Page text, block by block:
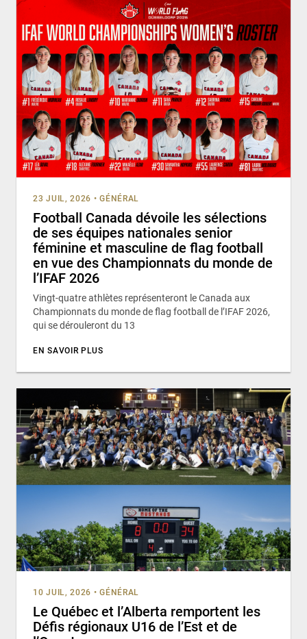
23 JUIL, 2026 • GÉNÉRAL
Football Canada dévoile les sélections
de ses équipes nationales senior
féminine et masculine de flag football
en vue des Championnats du monde de
l’IFAF 2026
Vingt-quatre athlètes représenteront le Canada aux
Championnats du monde de flag football de l’IFAF 2026,
qui se dérouleront du 13
EN SAVOIR PLUS
10 JUIL, 2026 • GÉNÉRAL
Le Québec et l’Alberta remportent les
Défis régionaux U16 de l’Est et de